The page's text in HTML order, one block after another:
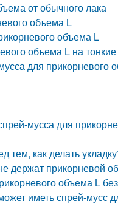
от обычного лака
объема L
объема L
объема L на
для прикорневого
мусса для
тем, как делать
держат прикорневой
объема L
иметь спрей-мусс